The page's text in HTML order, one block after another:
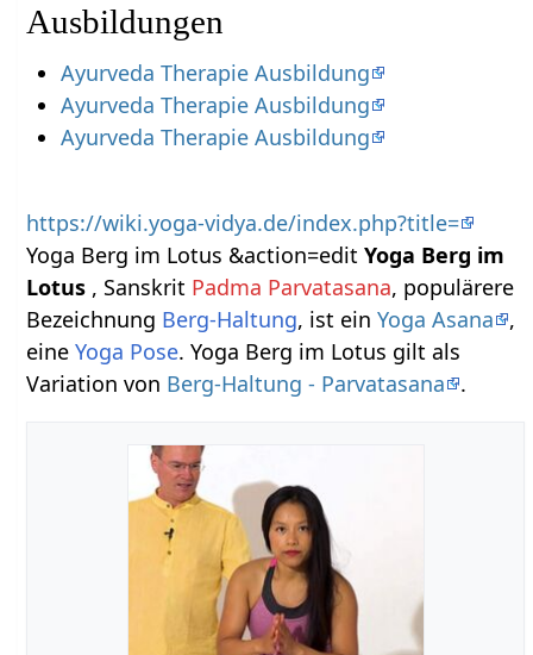
Ausbildungen
Ayurveda Therapie Ausbildung
Ayurveda Therapie Ausbildung
Ayurveda Therapie Ausbildung
https://wiki.yoga-vidya.de/index.php?title=
Yoga Berg im Lotus &action=editYoga Berg im
Lotus , Sanskrit Padma Parvatasana, populärere
Bezeichnung Berg-Haltung, ist einYoga Asana
,
eineYoga Pose. Yoga Berg im Lotus gilt als
Variation von Berg-Haltung - Parvatasana .